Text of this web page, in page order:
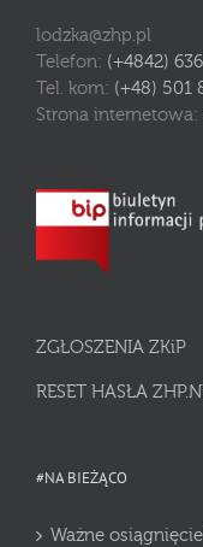
lodzka@zhp.pl
Telefon: (+4842)
Tel. kom: (+48) 501
Strona internetowa:
ZGŁOSZENIA ZKiP
RESET HASŁA
#NA BIEŻĄCO
Ważne